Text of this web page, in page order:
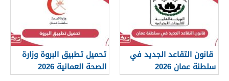
قانون التقاعد الجديد في
سلطنة عمان 2026
تحميل تطبيق البروة وزارة
الصحة العمانية 2026